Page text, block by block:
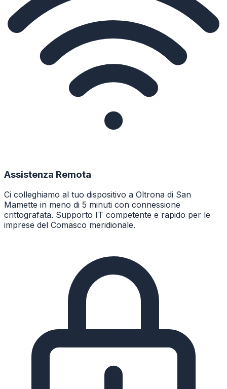
Assistenza Remota
Ci colleghiamo al tuo dispositivo a Oltrona di San
Mamette in meno di 5 minuti con connessione
crittografata. Supporto IT competente e rapido per le
imprese del Comasco meridionale.